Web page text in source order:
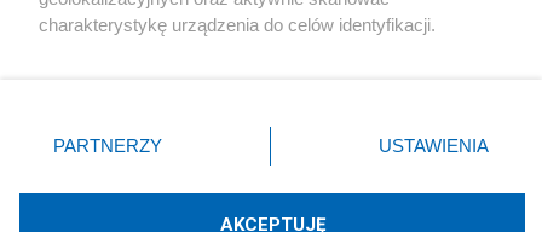
charakterystykę urządzenia do celów identyfikacji.
zmienić/wycofać klikając przycisk ustawień prywatności
znajdujący się w lewym dolnym rogu strony
rodzaje przetwarzania danych nie wymagają zgody
użytkownika, ale masz prawo sprzeciwić się takiemu
PARTNERZY USTAWIENIA
AKCEPTUJĘ